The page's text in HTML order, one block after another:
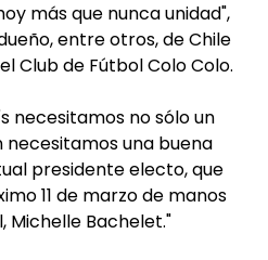
más que nunca unidad",
entre otros, de Chile
Club de Fútbol Colo Colo.
necesitamos no sólo un
una buena
presidente electo, que
11 de marzo de manos
Michelle Bachelet."